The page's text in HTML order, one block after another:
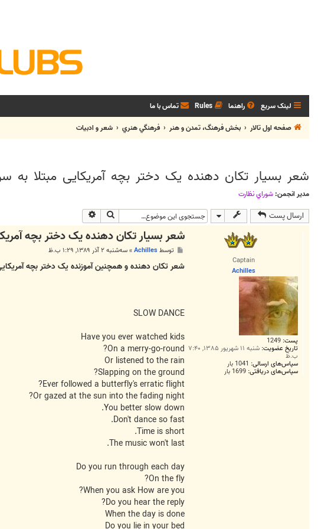
لینک سریع راهنما Rules تماس با ما
صفحه اول تالار
بخش فرهنگ، تمدن و هنر فرهنگي هنري شعر و ادبيات
شعر بسیار تکان دهنده یک دختر بچه آمریکایی مبتلا به
مدیر انجمن: شوراي نظارت
ارسال پست جستجو
Captain
Achilles
پست: 1249
تاریخ عضویت: شنبه ۱۱ شهریور ۱۳۸۵, ۷:۴۰
ب.ظ
سپاس‌های ارسالی: 1041 بار
سپاس‌های دریافتی: 1699 بار
شعر بسیار تکان دهنده یک دختر بچه
ت
توسطAchilles
»سه‌شنبه ۲ آذر ۱۳۸۹, ۱:۲۹ ب.ظ
شعر تکان دهنده و همچنین آموزنده یک دختر بچه
SLOW DANCE
Have you ever watched kids
On a merry-go-round?
Or listened to the rain
Slapping on the ground?
Ever followed a butterfly's erratic flight?
Or gazed at the sun into the fading night?
You better slow down.
Don't dance so fast.
Time is short.
The music won't last.
Do you run through each day
On the fly?
When you ask How are you?
Do you hear the reply?
When the day is done